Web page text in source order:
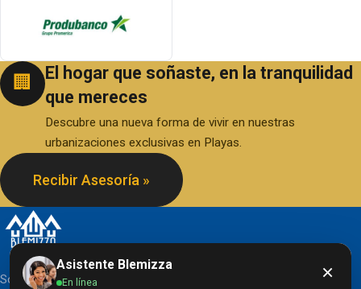
🏢
El hogar que soñaste, en la tranquilidad
que mereces
Descubre una nueva forma de vivir en nuestras
urbanizaciones exclusivas en Playas.
Recibir Asesoría »
Somos una organización líder en el desarrollo de
Asistente Blemizza
En línea ×